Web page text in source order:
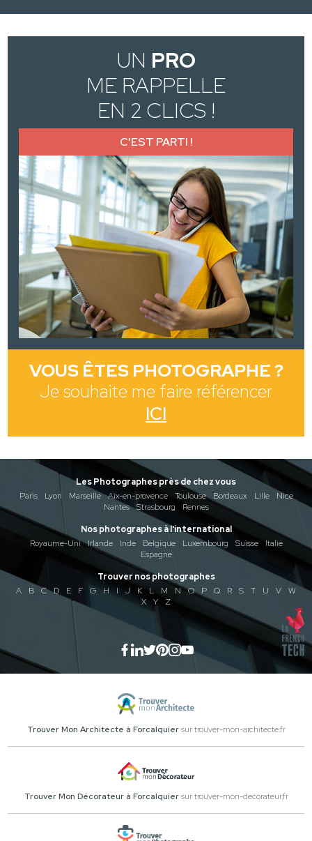
UN PRO
ME RAPPELLE
EN 2 CLICS !
C'EST PARTI !
VOUS ÊTES PHOTOGRAPHE ?
Je souhaite me faire référencer
ICI
Les Photographes près de chez vous
Paris
Lyon Marseille Aix-en-provence Toulouse Bordeaux Lille
Nice
Nantes
Strasbourg
Rennes
Nos photographes à l'international
Royaume-Uni
Irlande Inde Belgique Luxembourg Suisse
Italie
Espagne
Trouver nos photographes
A
B C D E F G H I J K L M N O P Q R S T U V
W
X
Y Z
Trouver Mon Architecte à Forcalquiersur trouver-mon-architecte.fr
Trouver Mon Décorateur à Forcalquiersur trouver-mon-decorateur.fr